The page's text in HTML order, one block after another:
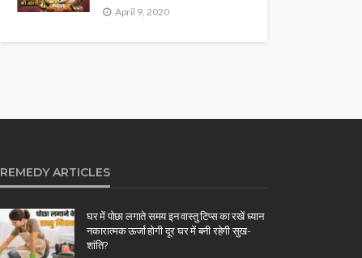
April 9, 2020
REMEDY ARTICLES
घर में पोछा लगाते समय इन वास्तु टिप्स का रखें ध्यान
नकारात्मक ऊर्जा होगी दूर घर में बनी रहेगी सुख-
शांति?